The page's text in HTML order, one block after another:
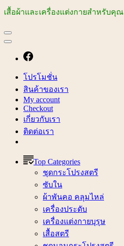
เสื้อผ้าและเครื่องแต่งกายสำหรับคุณ
โปรโมชั่น
สินค้าของเรา
My account
Checkout
เกี่ยวกับเรา
ติดต่อเรา
Top Categories
ชุดกระโปรงสตรี
ซับใน
ผ้าพันคอ คลุมไหล่
เครื่องประดับ
เครื่องแต่งกายบุรุษ
เสื้อสตรี